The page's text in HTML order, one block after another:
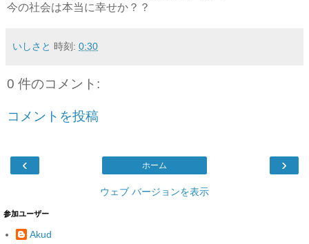
今の社会は本当に幸せか？？
いしさと 時刻: 0:30
0 件のコメント:
コメントを投稿
‹ ›
ホーム
ウェブ バージョンを表示
参加ユーザー
Akud